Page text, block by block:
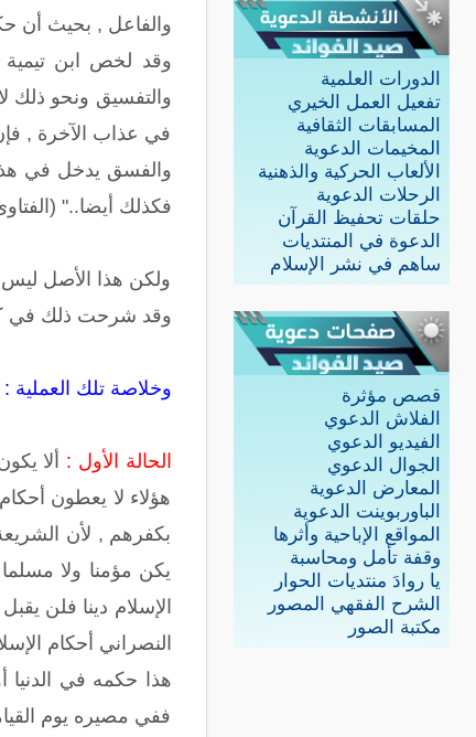
الدورات العلمية
تفعيل العمل الخيري
المسابقات الثقافية
المخيمات الدعوية
الألعاب الحركية والذهنية
الرحلات الدعوية
حلقات تحفيظ القرآن
الدعوة في المنتديات
ساهم في نشر الإسلام
قصص مؤثرة
الفلاش الدعوي
الفيديو الدعوي
الجوال الدعوي
المعارض الدعوية
الباوربوينت الدعوية
المواقع الإباحية وأثرها
وقفة تأمل ومحاسبة
يا روادَ منتديات الحوار
الشرح الفقهي المصور
مكتبة الصور
والفاعل , بحيث أن
وقد لخص ابن تيمية
والتفسيق ونحو ذلك
في عذاب الآخرة ,
والفسق يدخل في هذه
فكذلك أيضا.." (الفتاوى ,
ولكن هذا الأصل
وقد شرحت ذلك في
وخلاصة تلك
الحالة الأول : ألا
هؤلاء لا يعطون
بكفرهم , لأن
يكن مؤمنا ولا
الإسلام دينا فلن
النصراني أحكام
هذا حكمه في
ففي مصيره يوم